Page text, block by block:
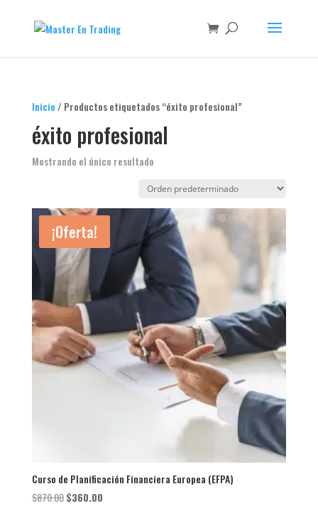
Inicio / Productos etiquetados “éxito profesional”
éxito profesional
Mostrando el único resultado
¡Oferta!
Curso de Planificación Financiera Europea (EFPA)
$870.00 El
$360.00El